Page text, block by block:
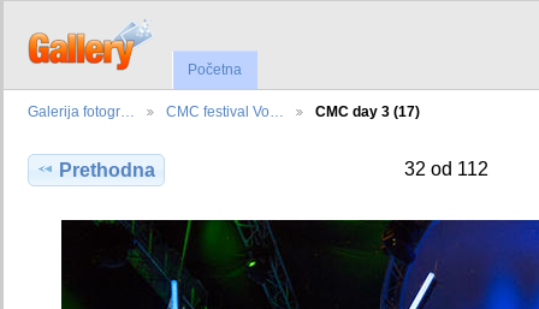
Početna
Galerija fotogr… CMC festival Vo… CMC day 3 (17)
Prethodna 32 od 112